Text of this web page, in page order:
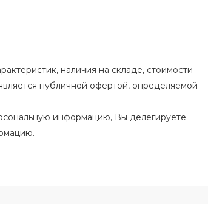
наличия на складе, стоимости
публичной офертой, определяемой
информацию, Вы делегируете